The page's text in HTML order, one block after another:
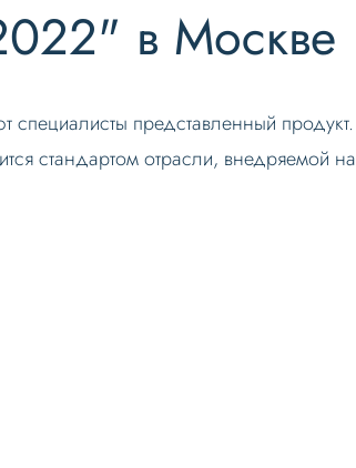
в Москве
специалисты представленный продукт.
стандартом отрасли, внедряемой на